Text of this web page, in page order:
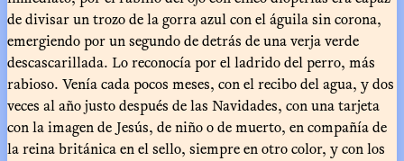
de divisar un trozo de la gorra azul con el águila sin corona,
emergiendo por un segundo de detrás de una verja verde
descascarillada. Lo reconocía por el ladrido del perro, más
rabioso. Venía cada pocos meses, con el recibo del agua, y dos
veces al año justo después de las Navidades, con una tarjeta
con la imagen de Jesús, de niño o de muerto, en compañía de
la reina británica en el sello, siempre en otro color, y con los